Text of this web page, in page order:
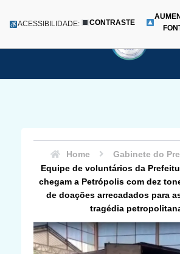
para
ACESSIBILIDADE: CONTRASTE
Home
Gabinete do
Equipe de voluntários da
chegam a Petrópolis com dez
de doações arrecadados para
tragédia